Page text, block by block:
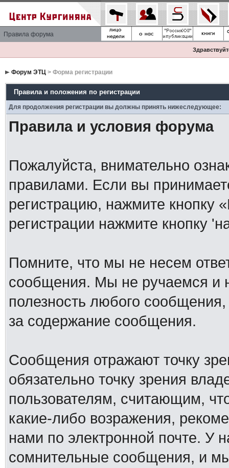
Правила форума
Форум ЭТЦ> Форма регистрации
Правила и положения по регистрации
Для продолжения регистрации вы должны принять нижеследующее:
Правила и условия форума
Пожалуйста, внимательно
правилами. Если вы
регистрацию, нажмите кнопку
регистрации нажмите кнопку
Помните, что мы не несем
сообщения. Мы не ручаемся и
полезность любого
за содержание сообщения.
Сообщения отражают точку
обязательно точку зрения
пользователям, считающим,
какие-либо возражения,
нами по электронной почте. У
сомнительные сообщения, и